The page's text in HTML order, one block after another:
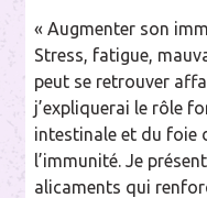
« Augmenter son
Stress, fatigue,
peut se retrouver
j’expliquerai le rôle
intestinale et du foie
l’immunité. Je
alicaments qui